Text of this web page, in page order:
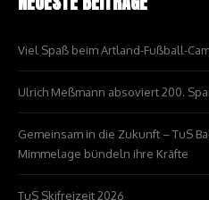
Viel Spaß beim Artland-Fußball-
Ulrich Meßmann absoviert 200.
Gemeinsam in die Zukunft – TuS
Mimmelage bündeln ihre Kräfte
TuS Skifreizeit 2026